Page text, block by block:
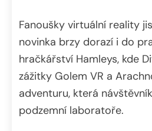
Fanoušky virtuální reality
novinka brzy dorazí i do
hračkářství Hamleys, kde
zážitky Golem VR a
adventuru, která
podzemní laboratoře.